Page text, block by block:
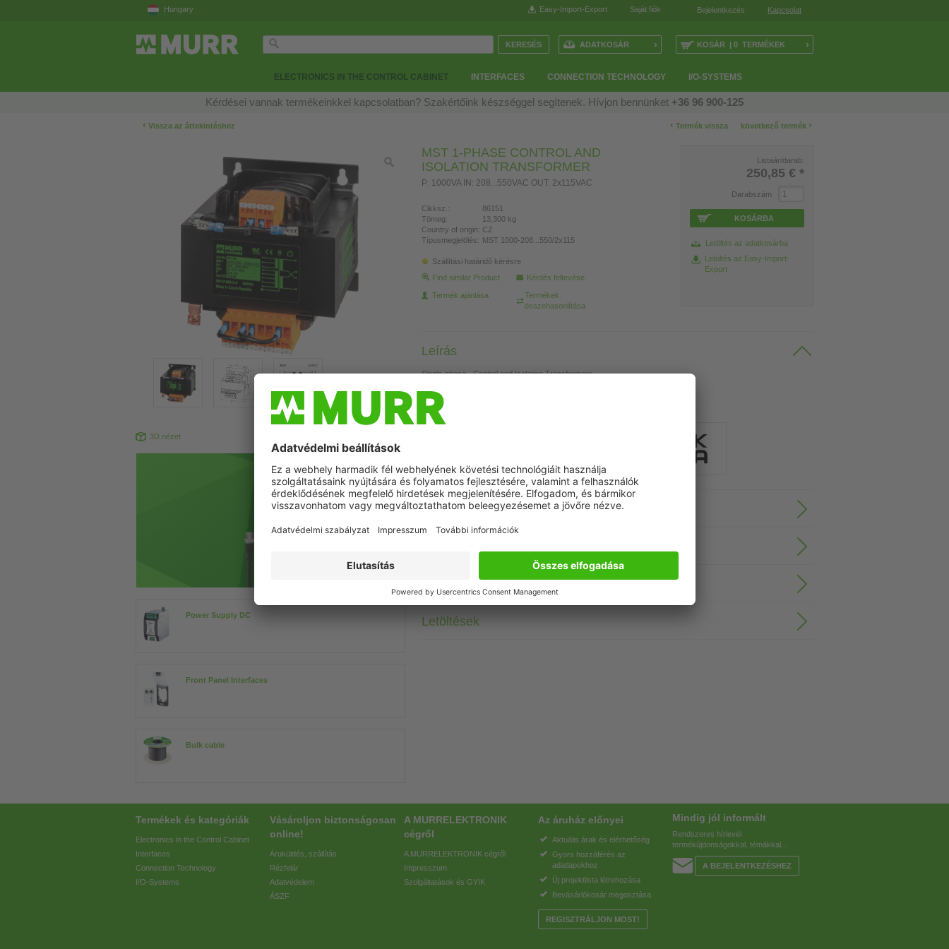
Hungary Bejelentkezés Kapcsolat
Saját fiók
Easy-Import-Export
ELECTRONICS IN THE CONTROL CABINET INTERFACES CONNECTION TECHNOLOGY I/O-SYSTEMS
KOSÁR | 0 TERMÉKEK ›
ADATKOSÁR ›
Kérdései vannak termékeinkkel kapcsolatban? Szakértőink készséggel segítenek. Hívjon bennünket +36 96 900-125
‹ Vissza az áttekintéshez következő termék ›
‹ Termék vissza
3D nézet
Power Supply DC
Front Panel Interfaces
Bulk cable
MST 1-PHASE CONTROL AND
ISOLATION TRANSFORMER
P: 1000VA IN: 208...550VAC OUT: 2x115VAC
Cikksz.:
86151
Tömeg:
13,300 kg
Country of origin: CZ
Típusmegjelölés: MST 1000-208...550/2x115
Szállítási határidő kérésre
Find similar Product
Kérdés feltevése
Termék ajánlása
Termékek
összehasonlítása
Listaár/darab:
250,85 € *
Darabszám
KOSÁRBA
Letöltés az adatkosárba
Letöltés az Easy-Import-
Export
Leírás
Single-phase - Control and Isolation Transformers
Isolation class T 40/B
Other voltages on request.
Műszaki adatok
Commercial data
Letöltések
Termékek és kategóriák
Electronics in the Control Cabinet
Interfaces
Connection Technology
I/O-Systems
Vásároljon biztonságosan
online!
Áruküldés, szállítás
Rézfelár
Adatvédelem
ÁSZF
A MURRELEKTRONIK
cégről
A MURRELEKTRONIK cégről
Impresszum
Szolgáltatások és GYIK
Az áruház előnyei
Aktuális árak és elérhetőség
Gyors hozzáférés az
adatlapokhoz
Új projektlista létrehozása
Bevásárlókosár megosztása
REGISZTRÁLJON MOST!
Mindig jól informált
Rendszeres hírlevél
termékújdonságokkal, témákkal...
A BEJELENTKEZÉSHEZ